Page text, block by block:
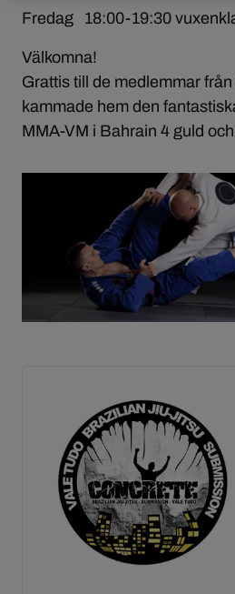
Fredag 18:00-19:30
Välkomna!
Grattis till de medlemmar
kammade hem den
MMA-VM i Bahrain 4 guld